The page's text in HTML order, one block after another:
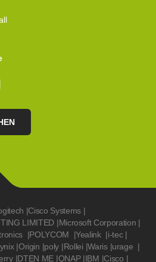
|Cisco Systems |
LIMITED |Microsoft Corporation |
|POLYCOM |Yealink |i-tec |
|Origin |poly |Rollei |Waris |urage |
|DTEN ME |QNAP |IBM |Cisco |